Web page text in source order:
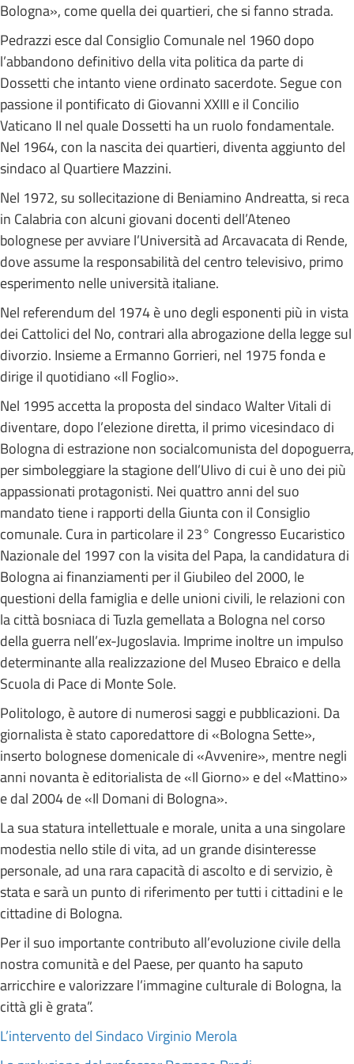
Bologna», come quella dei quartieri, che si fanno strada.
Pedrazzi esce dal Consiglio Comunale nel 1960 dopo
l’abbandono definitivo della vita politica da parte di
Dossetti che intanto viene ordinato sacerdote. Segue con
passione il pontificato di Giovanni XXIII e il Concilio
Vaticano II nel quale Dossetti ha un ruolo fondamentale.
Nel 1964, con la nascita dei quartieri, diventa aggiunto del
sindaco al Quartiere Mazzini.
Nel 1972, su sollecitazione di Beniamino Andreatta, si reca
in Calabria con alcuni giovani docenti dell’Ateneo
bolognese per avviare l’Università ad Arcavacata di Rende,
dove assume la responsabilità del centro televisivo, primo
esperimento nelle università italiane.
Nel referendum del 1974 è uno degli esponenti più in vista
dei Cattolici del No, contrari alla abrogazione della legge sul
divorzio. Insieme a Ermanno Gorrieri, nel 1975 fonda e
dirige il quotidiano «Il Foglio».
Nel 1995 accetta la proposta del sindaco Walter Vitali di
diventare, dopo l’elezione diretta, il primo vicesindaco di
Bologna di estrazione non socialcomunista del dopoguerra,
per simboleggiare la stagione dell’Ulivo di cui è uno dei più
appassionati protagonisti. Nei quattro anni del suo
mandato tiene i rapporti della Giunta con il Consiglio
comunale. Cura in particolare il 23° Congresso Eucaristico
Nazionale del 1997 con la visita del Papa, la candidatura di
Bologna ai finanziamenti per il Giubileo del 2000, le
questioni della famiglia e delle unioni civili, le relazioni con
la città bosniaca di Tuzla gemellata a Bologna nel corso
della guerra nell’ex-Jugoslavia. Imprime inoltre un impulso
determinante alla realizzazione del Museo Ebraico e della
Scuola di Pace di Monte Sole.
Politologo, è autore di numerosi saggi e pubblicazioni. Da
giornalista è stato caporedattore di «Bologna Sette»,
inserto bolognese domenicale di «Avvenire», mentre negli
anni novanta è editorialista de «Il Giorno» e del «Mattino»
e dal 2004 de «Il Domani di Bologna».
La sua statura intellettuale e morale, unita a una singolare
modestia nello stile di vita, ad un grande disinteresse
personale, ad una rara capacità di ascolto e di servizio, è
stata e sarà un punto di riferimento per tutti i cittadini e le
cittadine di Bologna.
Per il suo importante contributo all’evoluzione civile della
nostra comunità e del Paese, per quanto ha saputo
arricchire e valorizzare l’immagine culturale di Bologna, la
città gli è grata”.
L’intervento del Sindaco Virginio Merola